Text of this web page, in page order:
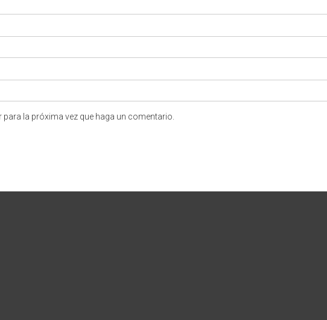
la próxima vez que haga un comentario.